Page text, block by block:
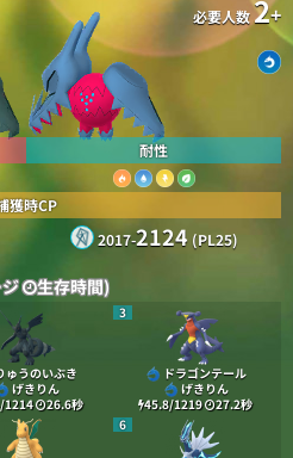
必要人数2+
耐性
獲時CP
2017-2124 (PL25)
ジ 生存時間)
ゅうのいぶき
げきりん
1214
26.6秒
3
ドラゴンテール
げきりん
45.8/1219
27.2秒
6